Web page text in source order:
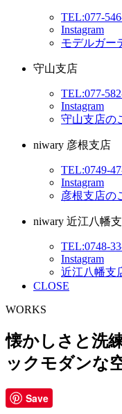
TEL:077-
Instagram
モデルガー
守山支店
TEL:077-
Instagram
守山支店の
niwary 彦根支店
TEL:0749-
Instagram
彦根支店の
niwary 近江八幡
TEL:0748-
Instagram
近江八幡支
CLOSE
WORKS
懐かしさと洗
ックモダンな
Save